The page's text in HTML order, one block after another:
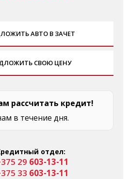
АВТО В ЗАЧЕТ
СВОЮ ЦЕНУ
рассчитать кредит!
в течение дня.
отдел:
29 603-13-11
33 603-13-11